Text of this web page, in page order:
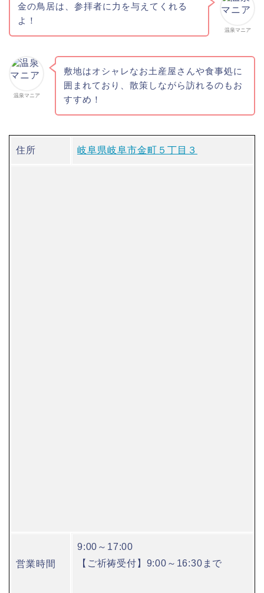
温泉マニア
金の鳥居は、参拝者に力を与えてくれる
よ！
温泉マニア
敷地はオシャレなお土産屋さんや食事処に
囲まれており、散策しながら訪れるのもお
すすめ！
住所 岐阜県岐阜市金町５丁目３
営業時間
9:00～17:00
【ご祈祷受付】9:00～16:30まで